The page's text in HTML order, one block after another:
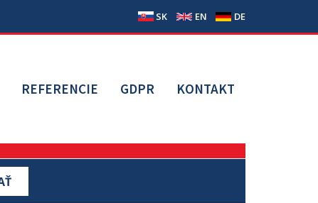
SK EN DE
REFERENCIE GDPR KONTAKT